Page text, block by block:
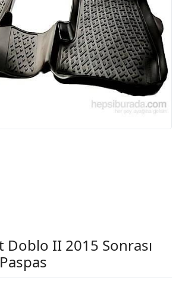
Doblo II 2015 Sonrası